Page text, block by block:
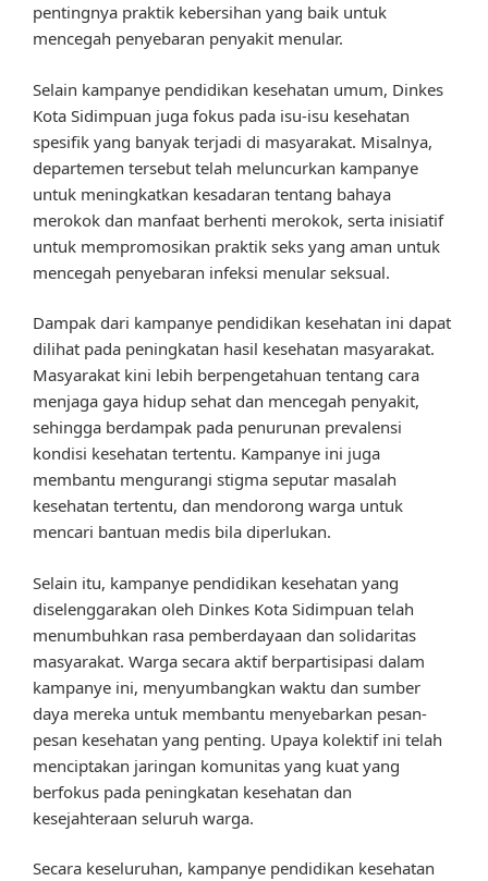
pentingnya praktik kebersihan yang baik untuk
mencegah penyebaran penyakit menular.
Selain kampanye pendidikan kesehatan umum, Dinkes
Kota Sidimpuan juga fokus pada isu-isu kesehatan
spesifik yang banyak terjadi di masyarakat. Misalnya,
departemen tersebut telah meluncurkan kampanye
untuk meningkatkan kesadaran tentang bahaya
merokok dan manfaat berhenti merokok, serta inisiatif
untuk mempromosikan praktik seks yang aman untuk
mencegah penyebaran infeksi menular seksual.
Dampak dari kampanye pendidikan kesehatan ini dapat
dilihat pada peningkatan hasil kesehatan masyarakat.
Masyarakat kini lebih berpengetahuan tentang cara
menjaga gaya hidup sehat dan mencegah penyakit,
sehingga berdampak pada penurunan prevalensi
kondisi kesehatan tertentu. Kampanye ini juga
membantu mengurangi stigma seputar masalah
kesehatan tertentu, dan mendorong warga untuk
mencari bantuan medis bila diperlukan.
Selain itu, kampanye pendidikan kesehatan yang
diselenggarakan oleh Dinkes Kota Sidimpuan telah
menumbuhkan rasa pemberdayaan dan solidaritas
masyarakat. Warga secara aktif berpartisipasi dalam
kampanye ini, menyumbangkan waktu dan sumber
daya mereka untuk membantu menyebarkan pesan-
pesan kesehatan yang penting. Upaya kolektif ini telah
menciptakan jaringan komunitas yang kuat yang
berfokus pada peningkatan kesehatan dan
kesejahteraan seluruh warga.
Secara keseluruhan, kampanye pendidikan kesehatan